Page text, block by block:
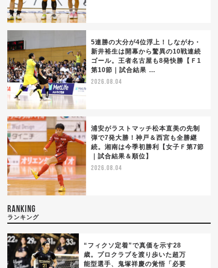
5連勝の大分が4位浮上！しながわ・
新井裕生は開幕から驚異の10戦連続
ゴール。王者名古屋も8発快勝【Ｆ1
第10節｜試合結果 …
2026.08.04
浦安がラストマッチ松本直美の先制
弾で7発大勝！神戸＆西宮も全勝継
続。湘南は今季初勝利【女子Ｆ第7節
｜試合結果＆順位】
2026.08.04
RANKING
ランキング
“フィクソ定着”で真価を示す28
歳。プロクラブを渡り歩いた超万
能型選手、鬼塚祥慶の覚悟「必要